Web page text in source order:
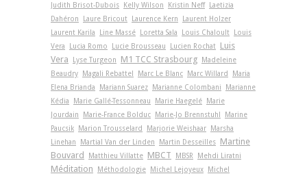
Judith Brisot-Dubois
Kelly Wilson Kristin Neff
Laetizia
Dahéron
Laure Bricout Laurence Kern
Laurent Holzer
Laurent Karila
Line Massé Loretta Sala Louis Chaloult
Louis
Vera
Lucia Romo Lucie Brousseau Lucien Rochat Luis
Vera
Lyse Turgeon M1 TCC Strasbourg
Madeleine
Beaudry
Magali Rebattel Marc Le Blanc Marc Willard
Maria
Elena Brianda
Mariann Suarez Marianne Colombani
Marianne
Kédia
Marie Gallé-Tessonneau Marie Haegelé
Marie
Jourdain
Marie-France Bolduc Marie-Jo Brennstuhl
Marine
Paucsik
Marion Trousselard Marjorie Weishaar
Marsha
Linehan
Martial Van der Linden Martin Desseilles Martine
Bouvard
Matthieu Villatte MBCT MBSR Mehdi Liratni
Méditation Méthodologie Michel Lejoyeux
Michel